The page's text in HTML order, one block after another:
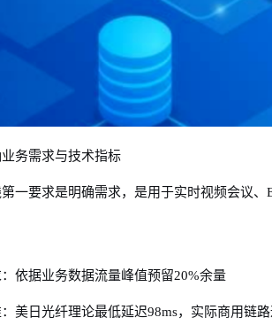
务需求与技术指标
一要求是明确需求，是用于实时视频会议
依据业务数据流量峰值预留20%余量
美日光纤理论最低延迟98ms，实际商用链